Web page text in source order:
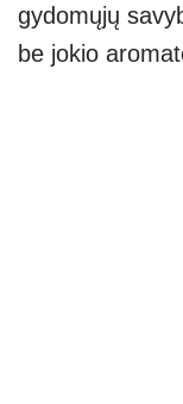
gydomųjų
be jokio